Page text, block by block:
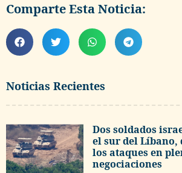
Noticias Recientes
Dos soldados
el sur del
los ataques en
negociaciones
Comparte Esta Noticia: